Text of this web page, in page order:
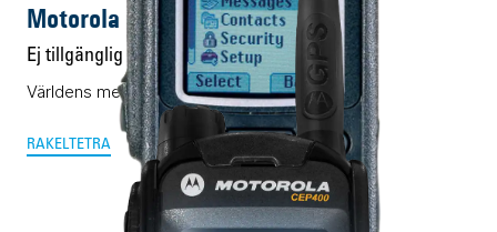
Motorola MTP850
Ej tillgänglig
Världens mest sålda TETRA-terminal för sin tid
RAKELTETRA